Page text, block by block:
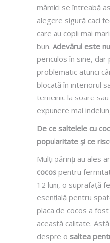
mămici se întreabă
alegere sigură caci
care au copii mai
bun. Adevărul este
periculos în sine, dar
problematic atunci
blocată în interiorul
temeinic la soare
expunere mai
De ce saltelele cu
popularitate și ce
Mulți părinți au ales
cocos pentru
12 luni, o suprafață
esențială pentru
placa de cocos a
această calitate.
despre o saltea